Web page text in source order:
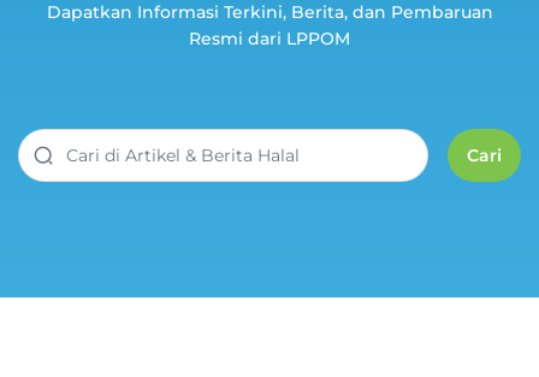
Dapatkan Informasi Terkini, Berita, dan Pembaruan
Resmi dari LPPOM
Cari